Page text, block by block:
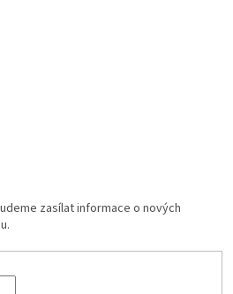
zasílat informace o nových